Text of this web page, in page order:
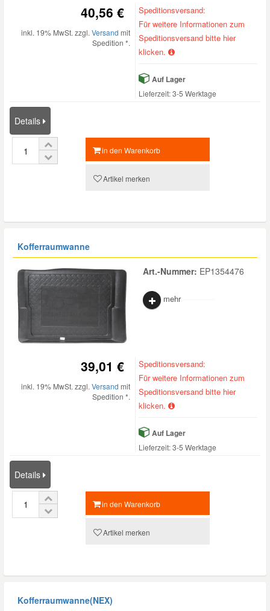
40,56 €
inkl. 19% MwSt. zzgl. Versand mit
Spedition *.
Speditionsversand:
Für weitere Informationen zum
Speditionsversand bitte hier
klicken.
Auf Lager
Lieferzeit: 3-5 Werktage
Details
in den Warenkorb
Artikel merken
Kofferraumwanne
Art.-Nummer: EP1354476
mehr
39,01 €
inkl. 19% MwSt. zzgl. Versand mit
Spedition *.
Speditionsversand:
Für weitere Informationen zum
Speditionsversand bitte hier
klicken.
Auf Lager
Lieferzeit: 3-5 Werktage
Details
in den Warenkorb
Artikel merken
Kofferraumwanne(NEX)